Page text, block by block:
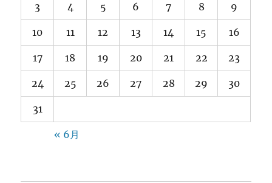
3 4 5 6 7 8 9
10 11 12 13 14 15 16
17 18 19 20 21 22 23
24 25 26 27 28 29 30
31
« 6月